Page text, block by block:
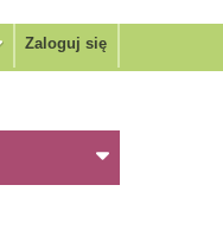
Zaloguj się